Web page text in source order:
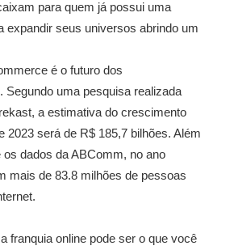
para quem já possui uma
expandir seus universos abrindo um
é o futuro dos
Segundo uma pesquisa realizada
a estimativa do crescimento
2023 será de R$ 185,7 bilhões. Além
dados da ABComm, no ano
mais de 83.8 milhões de pessoas
franquia online pode ser o que você